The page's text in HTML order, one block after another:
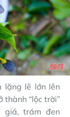
lặng lẽ lớn lên
thành “lộc trời”
giá, trám đen